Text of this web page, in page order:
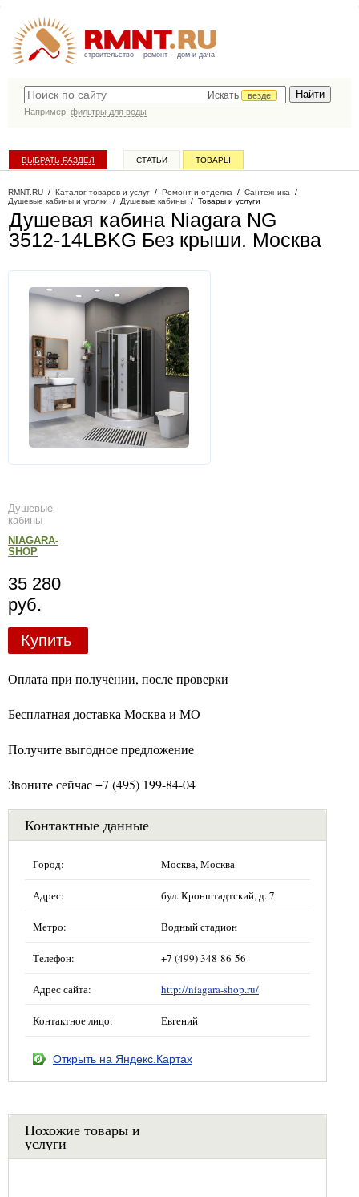
строительство ремонт дом и дача
Искать
везде
Например, фильтры для воды
ВЫБРАТЬ РАЗДЕЛ СТАТЬИ ТОВАРЫ
RMNT.RU / Каталог товаров и услуг / Ремонт и отделка / Сантехника /
Душевые кабины и уголки / Душевые кабины / Товары и услуги
Душевая кабина Niagara NG
3512-14LBKG Без крыши. Москва
Душевые
кабины
NIAGARA-
SHOP
35 280
руб.
Купить
Оплата при получении, после проверки
Бесплатная доставка Москва и МО
Получите выгодное предложение
Звоните сейчас +7 (495) 199-84-04
Контактные данные
Город: Москва, Москва
Адрес: бул. Кронштадтский, д. 7
Метро: Водный стадион
Телефон: +7 (499) 348-86-56
Адрес сайта: http://niagara-shop.ru/
Контактное лицо: Евгений
Открыть на Яндекс.Картах
Похожие товары и
услуги